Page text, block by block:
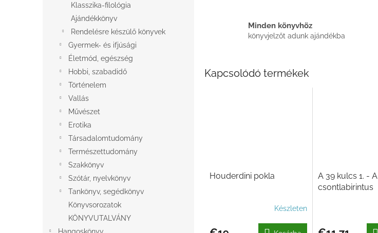
Klasszika-filológia
Ajándékkönyv
Rendelésre készülő könyvek
Gyermek- és ifjúsági
Életmód, egészség
Hobbi, szabadidő
Történelem
Vallás
Művészet
Erotika
Társadalomtudomány
Természettudomány
Szakkönyv
Szótár, nyelvkönyv
Tankönyv, segédkönyv
Könyvsorozatok
KÖNYVUTALVÁNY
Minden könyvhöz
könyvjelzőt adunk ajándékba
Kapcsolódó termékek
Houderdini pokla
Készleten
A 39 kulcs 1. - A
csontlabirintus